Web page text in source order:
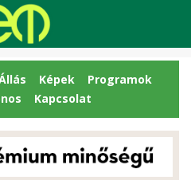
Képek
Programok
Kapcsolat